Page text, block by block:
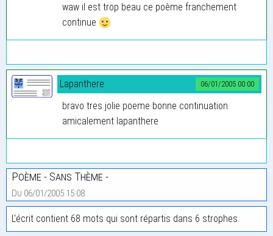
waw il est trop beau ce poème franchement
continue
06/01/2005 00:00
Lapanthere
bravo tres jolie poeme bonne continuation
amicalement lapanthere
Poème - Sans Thème -
Du 06/01/2005 15:08
L'écrit contient 68 mots qui sont répartis dans 6 strophes.